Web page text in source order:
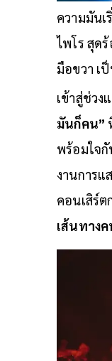
ความมัน
ไพโร สุด
มือขวา เ
เข้าสู่ช่วง
มันก็คน”
พร้อมใจ
งานการแ
คอนเสิร์
เส้นทางค